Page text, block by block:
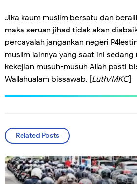
Jika kaum muslim bersatu dan
maka seruan jihad tidak akan
percayalah jangankan negeri
muslim lainnya yang saat ini
kekejian musuh-musuh Allah pasti
Wallahualam bissawab. [Luth/MKC]
Related Posts